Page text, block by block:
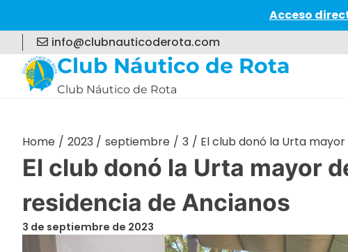
Acceso
to
content
info@clubnauticoderota.com
Club Náutico de Rota
Club Náutico de Rota
Home 2023 septiembre 3 El club donó la Urta
El club donó la Urta mayor
residencia de Ancianos
3 de septiembre de 2023